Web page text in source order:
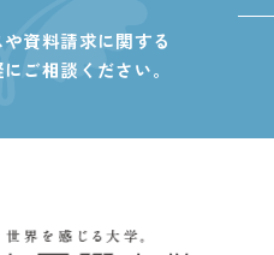
資料請求に関する
ご相談ください。